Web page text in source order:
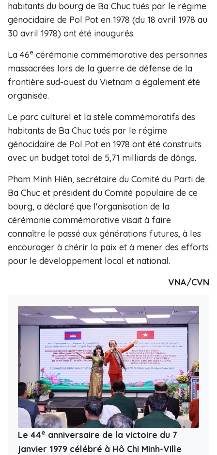
habitants du bourg de Ba Chuc tués par le régime
génocidaire de Pol Pot en 1978 (du 18 avril 1978 au
30 avril 1978) ont été inaugurés.
La 46e cérémonie commémorative des personnes
massacrées lors de la guerre de défense de la
frontière sud-ouest du Vietnam a également été
organisée.
Le parc culturel et la stèle commémoratifs des
habitants de Ba Chuc tués par le régime
génocidaire de Pol Pot en 1978 ont été construits
avec un budget total de 5,71 milliards de dôngs.
Pham Minh Hiên, secrétaire du Comité du Parti de
Ba Chuc et président du Comité populaire de ce
bourg, a déclaré que l'organisation de la
cérémonie commémorative visait à faire
connaître le passé aux générations futures, à les
encourager à chérir la paix et à mener des efforts
pour le développement local et national.
VNA/CVN
Le 44e anniversaire de la victoire du 7
janvier 1979 célébré à Hô Chi Minh-Ville